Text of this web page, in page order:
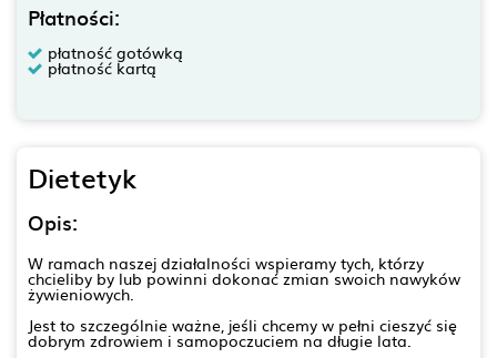
Płatności:
płatność gotówką
płatność kartą
Dietetyk
Opis:
W ramach naszej działalności wspieramy tych, którzy
chcieliby by lub powinni dokonać zmian swoich nawyków
żywieniowych.
Jest to szczególnie ważne, jeśli chcemy w pełni cieszyć się
dobrym zdrowiem i samopoczuciem na długie lata.